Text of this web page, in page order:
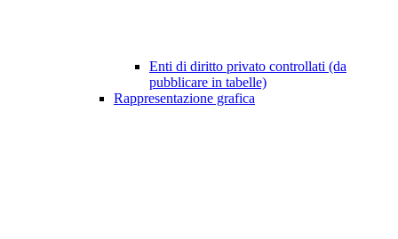
Enti di diritto privato controllati (da
pubblicare in tabelle)
Rappresentazione grafica